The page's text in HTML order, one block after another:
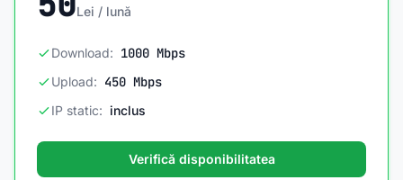
Lei / lună
Download: 1000 Mbps
Upload: 450 Mbps
IP static: inclus
Verifică disponibilitatea